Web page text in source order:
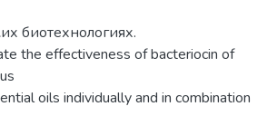
биотехнологиях.
the effectiveness of bacteriocin of
oils individually and in combination